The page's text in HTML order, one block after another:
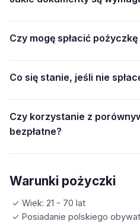
Czy mogę spłacić
Co się stanie, jeśli nie
Czy korzystanie z
bezpłatne?
Warunki pożyczki
✓ Wiek: 21 - 70 lat
✓ Posiadanie polskiego